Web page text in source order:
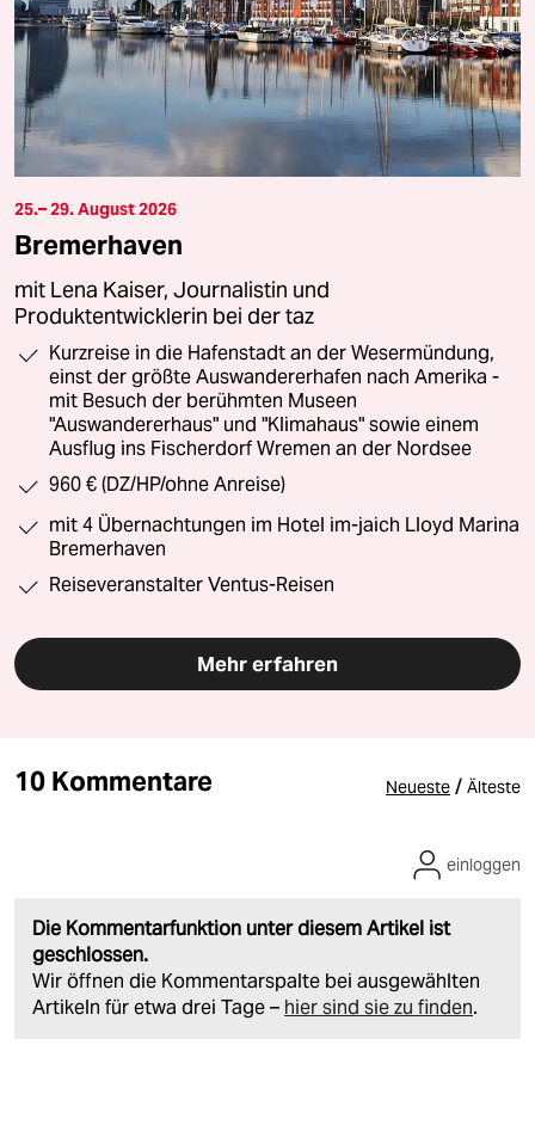
25.– 29. August 2026
Bremerhaven
mit Lena Kaiser, Journalistin und
Produktentwicklerin bei der taz
Kurzreise in die Hafenstadt an der Wesermündung,
einst der größte Auswandererhafen nach Amerika -
mit Besuch der berühmten Museen
"Auswandererhaus" und "Klimahaus" sowie einem
Ausflug ins Fischerdorf Wremen an der Nordsee
960 € (DZ/HP/ohne Anreise)
mit 4 Übernachtungen im Hotel im-jaich Lloyd Marina
Bremerhaven
Reiseveranstalter Ventus-Reisen
Mehr erfahren
10 Kommentare Neueste / Älteste
Die Kommentarfunktion unter diesem Artikel ist
geschlossen.
Wir öffnen die Kommentarspalte bei ausgewählten
Artikeln für etwa drei Tage – hier sind sie zu finden.
einloggen